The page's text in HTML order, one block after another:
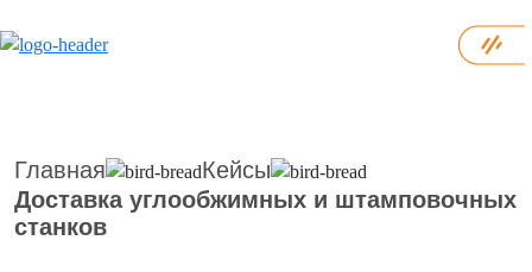
Главная
Кейсы
Доставка углообжимных и штамповочных
станков